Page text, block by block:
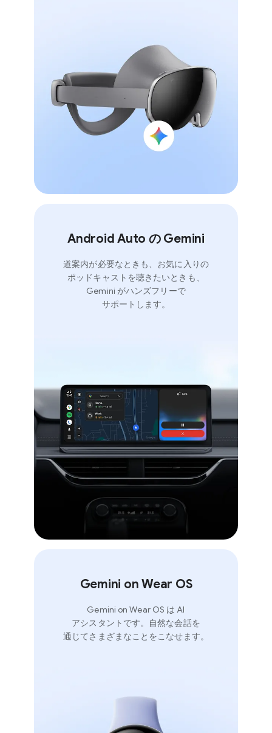
Android Auto の Gemini
道案内が​必要な​ときも、​お気に​入りの​
ポッドキャストを​聴きたい​ときも、​
Gemini が​ハンズフリーで​
サポートします。
Gemini on Wear OS
Gemini on Wear OS は AI
アシスタントです。​自然な​会話を​
通じてさまざまな​ことを​こなせます。